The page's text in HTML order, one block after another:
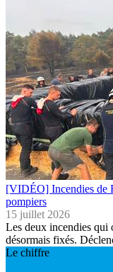
[VIDÉO] Incendies de
pompiers
15 juillet 2026
Les deux incendies qui
désormais fixés.
Le chiffre